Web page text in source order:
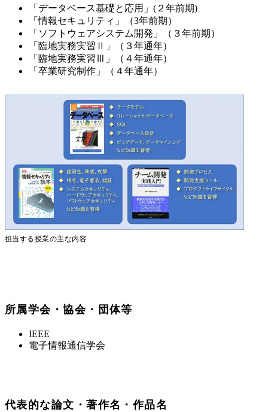
「データベース基礎と応用」(２年前期)
「情報セキュリティ」（3年前期）
「ソフトウェアシステム開発」（３年前期）
「臨地実務実習Ⅱ」（３年通年）
「臨地実務実習Ⅲ」（４年通年）
「卒業研究制作」（４年通年）
担当する授業の主な内容
所属学会・協会・団体等
IEEE
電子情報通信学会
代表的な論文・著作名・作品名